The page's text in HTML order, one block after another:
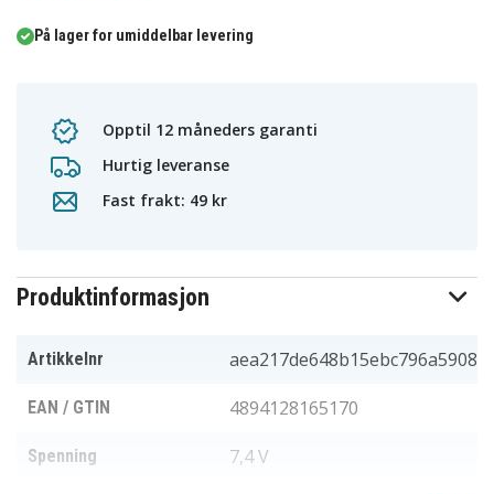
På lager for umiddelbar levering
Opptil 12 måneders garanti
Hurtig leveranse
Fast frakt: 49 kr
Produktinformasjon
Artikkelnr aea217de648b15ebc796a5908
EAN / GTIN 4894128165170
Spenning 7,4 V